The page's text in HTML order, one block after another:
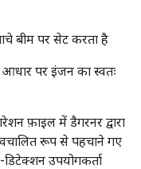
बीम पर सेट करता है
पर इंजन का स्वतः
फ़ाइल में डैगरनर द्वारा
रूप से पहचाने गए
उपयोगकर्ता